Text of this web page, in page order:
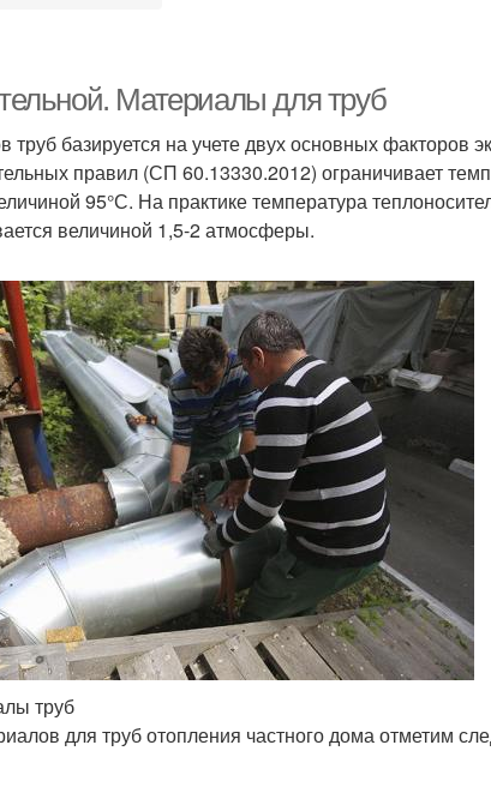
Материалы для труб
базируется на учете двух основных факторов
правил (СП 60.13330.2012) ограничивает
95°С. На практике температура
величиной 1,5-2 атмосферы.
труб
для труб отопления частного дома отметим